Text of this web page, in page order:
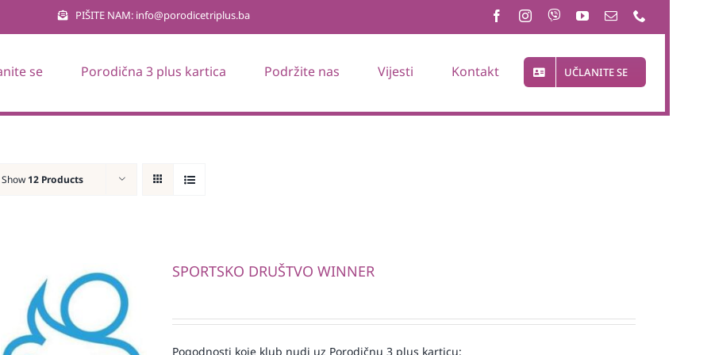
PIŠITE NAM: info@porodicetriplus.ba
se Porodična 3 plus kartica Podržite nas Vijesti Kontakt UČLANITE SE
Show 12 Products
SPORTSKO DRUŠTVO WINNER
Pogodnosti koje klub nudi uz Porodičnu 3 plus karticu: